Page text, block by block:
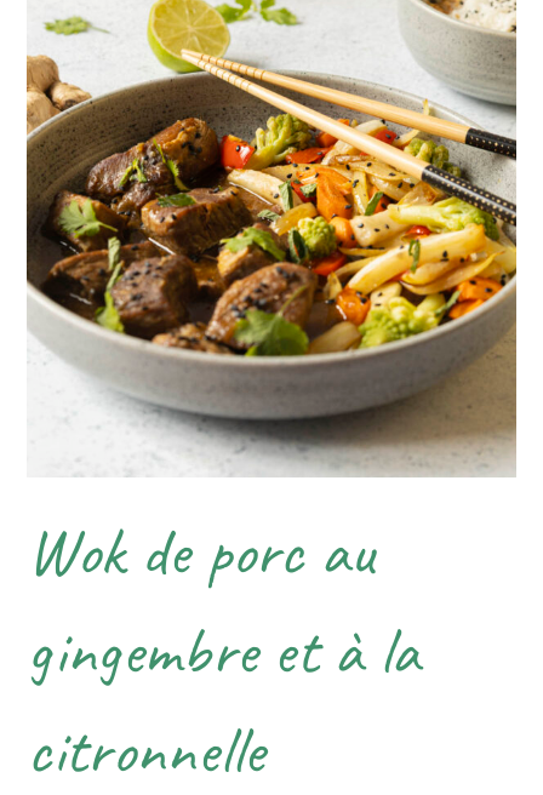
Wok de porc au
gingembre et à la
citronnelle